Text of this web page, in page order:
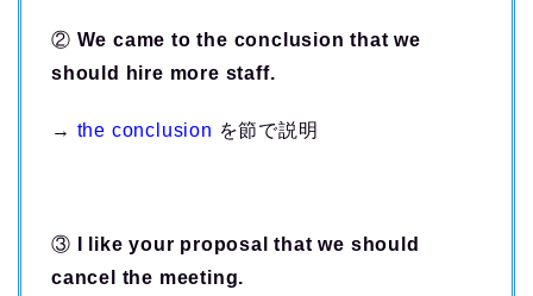
② We came to the conclusion that we
should hire more staff.
→ the conclusion を節で説明
③
I like your proposal that we should
cancel the meeting.